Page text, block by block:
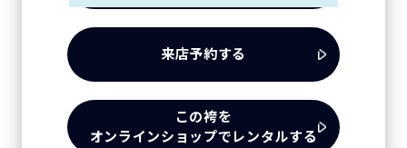
来店予約する
この袴を
オンラインショップでレンタルする